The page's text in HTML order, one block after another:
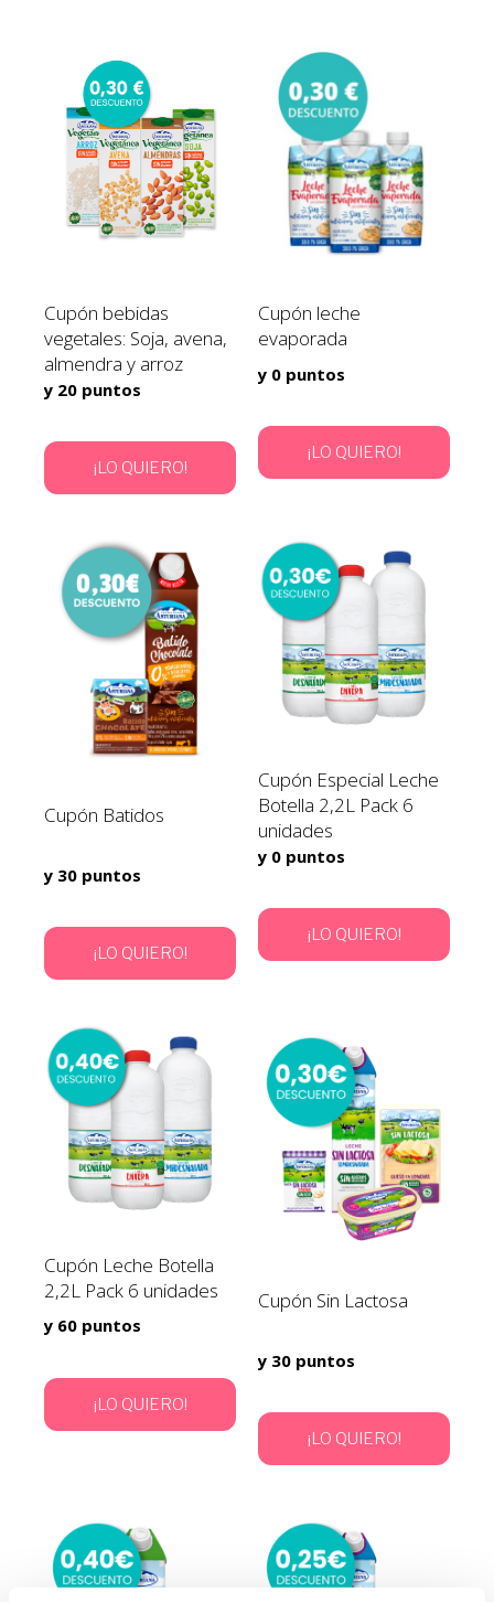
Cupón bebidas
vegetales: Soja, avena,
almendra y arroz
y 20 puntos
¡LO QUIERO!
Cupón leche
evaporada
y 0 puntos
¡LO QUIERO!
Cupón Batidos
y 30 puntos
¡LO QUIERO!
Cupón Especial Leche
Botella 2,2L Pack 6
unidades
y 0 puntos
¡LO QUIERO!
Cupón Leche Botella
2,2L Pack 6 unidades
y 60 puntos
¡LO QUIERO!
Cupón Sin Lactosa
y 30 puntos
¡LO QUIERO!